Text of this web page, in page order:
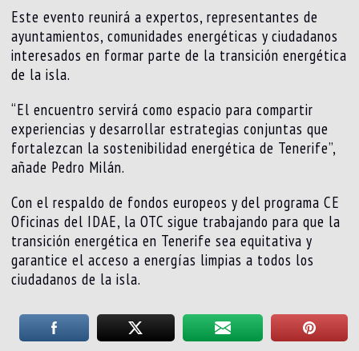
Este evento reunirá a expertos, representantes de
ayuntamientos, comunidades energéticas y ciudadanos
interesados en formar parte de la transición energética
de la isla.
“El encuentro servirá como espacio para compartir
experiencias y desarrollar estrategias conjuntas que
fortalezcan la sostenibilidad energética de Tenerife”,
añade Pedro Milán.
Con el respaldo de fondos europeos y del programa CE
Oficinas del IDAE, la OTC sigue trabajando para que la
transición energética en Tenerife sea equitativa y
garantice el acceso a energías limpias a todos los
ciudadanos de la isla.